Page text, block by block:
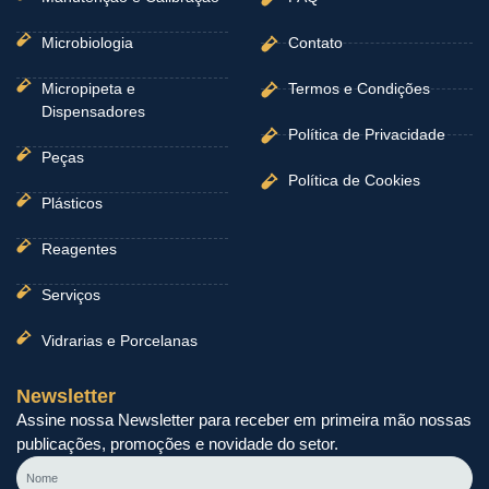
Microbiologia
Micropipeta e
Dispensadores
Peças
Plásticos
Reagentes
Serviços
Vidrarias e Porcelanas
Contato
Termos e Condições
Política de Privacidade
Política de Cookies
Newsletter
Assine nossa Newsletter para receber em primeira mão nossas
publicações, promoções e novidade do setor.
Nome